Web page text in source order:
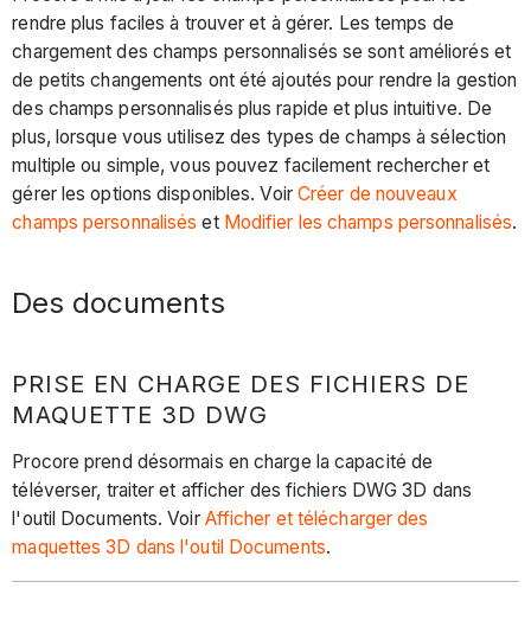
rendre plus faciles à trouver et à gérer. Les temps de
chargement des champs personnalisés se sont améliorés et
de petits changements ont été ajoutés pour rendre la gestion
des champs personnalisés plus rapide et plus intuitive. De
plus, lorsque vous utilisez des types de champs à sélection
multiple ou simple, vous pouvez facilement rechercher et
gérer les options disponibles. Voir Créer de nouveaux
champs personnalisés et Modifier les champs personnalisés.
Des documents
PRISE EN CHARGE DES FICHIERS DE
MAQUETTE 3D DWG
Procore prend désormais en charge la capacité de
téléverser, traiter et afficher des fichiers DWG 3D dans
l'outil Documents. Voir Afficher et télécharger des
maquettes 3D dans l'outil Documents.